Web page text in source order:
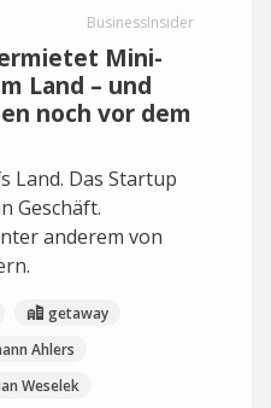
BusinessInsider
Mini-
Land – und
noch vor dem
Land. Das Startup
Geschäft.
anderem von
getaway
Ahlers
Weselek